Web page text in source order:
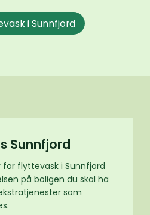
i Sunnfjord
Sunnfjord
flyttevask i Sunnfjord
på boligen du skal ha
som